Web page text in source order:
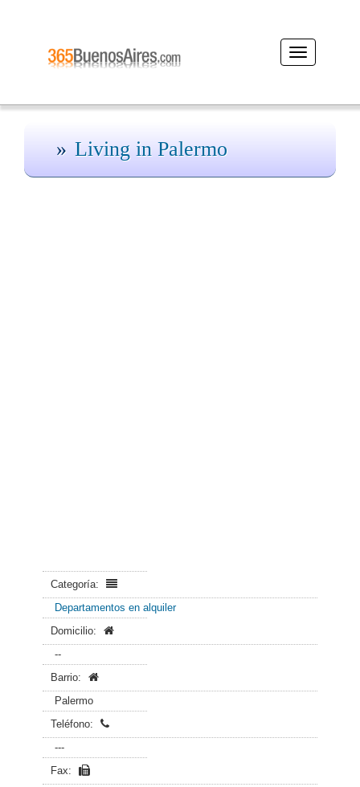
Desplegar
navegación
Living in Palermo
Categoría:
Departamentos en alquiler
Domicilio:
--
Barrio:
Palermo
Teléfono:
---
Fax: